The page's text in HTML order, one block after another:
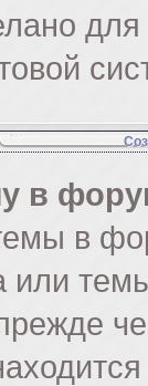
для
в
в
или